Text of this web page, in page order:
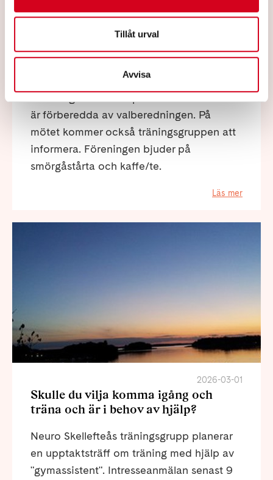
Tillåt urval
Avvisa
Årsmöte 23 mars 2026
matsalen. Anmälan senast 19 mars.
är förberedda av valberedningen. På
mötet kommer också träningsgruppen att
informera. Föreningen bjuder på
smörgåstårta och kaffe/te.
Läs mer
2026-03-01
Skulle du vilja komma igång och
träna och är i behov av hjälp?
Neuro Skellefteås träningsgrupp planerar
en upptaktsträff om träning med hjälp av
"gymassistent". Intresseanmälan senast 9